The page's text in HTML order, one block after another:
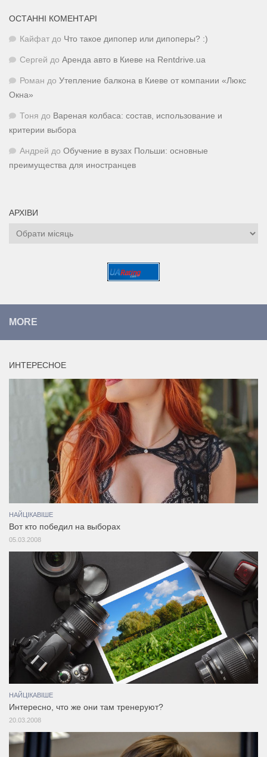
ОСТАННІ КОМЕНТАРІ
Кайфат до Что такое дипопер или дипоперы? :)
Сергей до Аренда авто в Киеве на Rentdrive.ua
Роман до Утепление балкона в Киеве от компании «Люкс
Окна»
Тоня до Вареная колбаса: состав, использование и
критерии выбора
Андрей до Обучение в вузах Польши: основные
преимущества для иностранцев
АРХІВИ
Архіви
MORE
ИНТЕРЕСНОЕ
НАЙЦІКАВІШЕ
Вот кто победил на выборах
05.03.2008
НАЙЦІКАВІШЕ
Интересно, что же они там тренеруют?
20.03.2008